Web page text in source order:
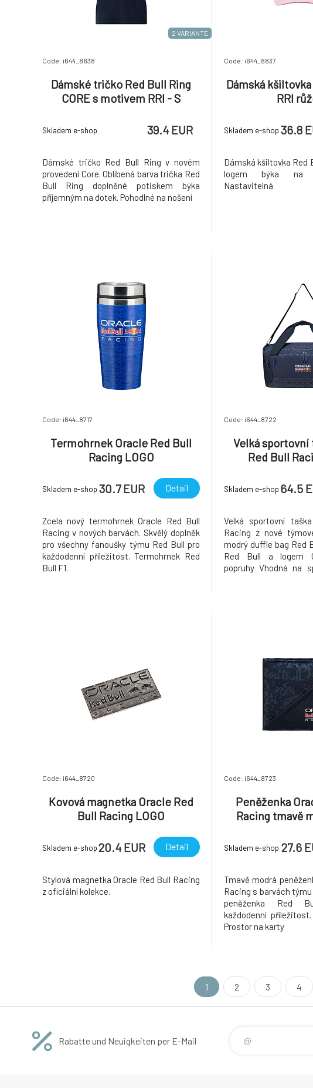
2 VARIANTE
Code: i644_8838
Dámské tričko Red Bull Ring
CORE s motivem RRI - S
Skladem e-shop 39.4 EUR
Dámské tričko Red Bull Ring v novém
provedení Core. Oblíbená barva trička Red
Bull Ring doplněné potiskem býka
příjemným na dotek. Pohodlné na nošení
Code: i644_8837
Dámská
RRI
Skladem e-shop 36.8
Dámská kšiltovka Red
logem býka na
Nastavitelná
Code: i644_8717
Termohrnek Oracle Red Bull
Racing LOGO
Skladem e-shop 30.7 EUR Detail
Zcela nový termohrnek Oracle Red Bull
Racing v nových barvách. Skvělý doplněk
pro všechny fanoušky týmu Red Bull pro
každodenní příležitost. Termohrnek Red
Bull F1.
Code: i644_8722
Velká sportovní
Red Bull
Skladem e-shop 64.5
Velká sportovní
Racing z nové
modrý duffle bag Red
Red Bull a logem
popruhy Vhodná na
Code: i644_8720
Kovová magnetka Oracle Red
Bull Racing LOGO
Skladem e-shop20.4 EUR Detail
Stylová magnetka Oracle Red Bull Racing
z oficiální kolekce.
Code: i644_8723
Peněženka
Racing tmavě
Skladem e-shop 27.6
Tmavě modrá
Racing s barvách týmu
peněženka Red
každodenní
Prostor na karty
1 2 3 4
Rabatte und Neuigkeiten per E-Mail